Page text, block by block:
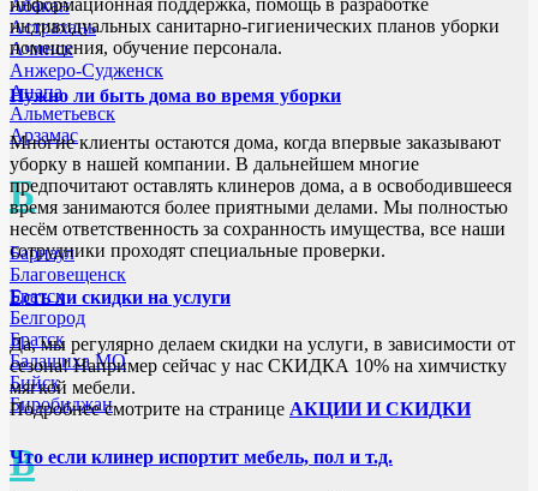
Абакан
Астрахань
Ачинск
Анжеро-Судженск
Анапа
Альметьевск
Арзамас
Б
Барнаул
Благовещенск
Братск
Белгород
Братск
Балашиха МО
Бийск
Биробиджан
В
информационная поддержка, помощь в разработке
индивидуальных санитарно-гигиенических планов уборки
помещения, обучение персонала.
Нужно ли быть дома во время уборки
Многие клиенты остаются дома, когда впервые заказывают
уборку в нашей компании. В дальнейшем многие
предпочитают оставлять клинеров дома, а в освободившееся
время занимаются более приятными делами. Мы полностью
несём ответственность за сохранность имущества, все наши
сотрудники проходят специальные проверки.
Есть ли скидки на услуги
Да, мы регулярно делаем скидки на услуги, в зависимости от
сезона! Например сейчас у нас СКИДКА 10% на химчистку
мягкой мебели.
Подробнее смотрите на странице АКЦИИ И СКИДКИ
Что если клинер испортит мебель, пол и т.д.